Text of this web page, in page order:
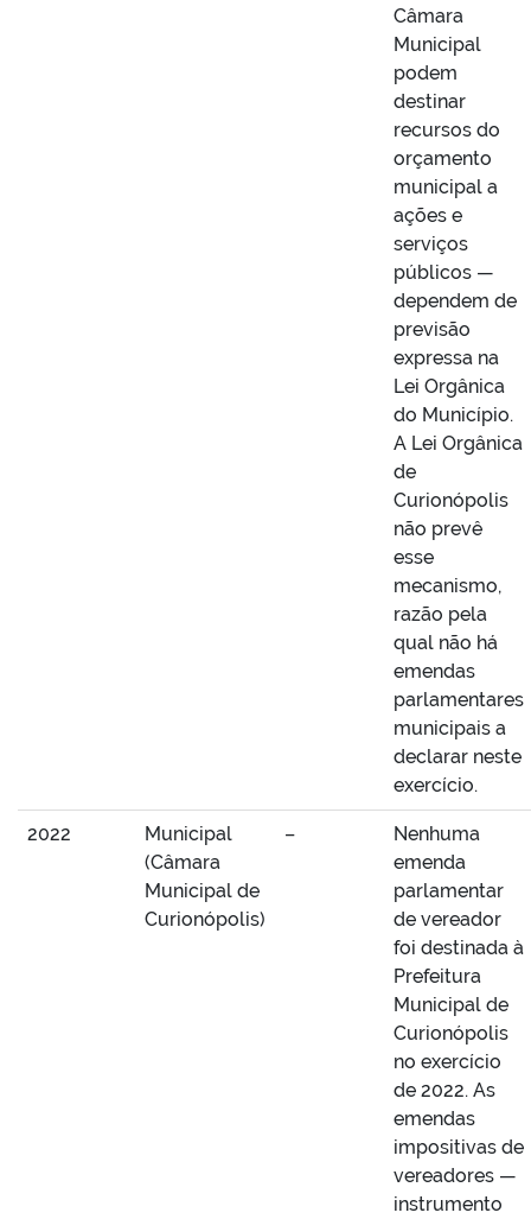
Câmara
Municipal
podem
destinar
recursos do
orçamento
municipal a
ações e
serviços
públicos —
dependem de
previsão
expressa na
Lei Orgânica
do Município.
A Lei Orgânica
de
Curionópolis
não prevê
esse
mecanismo,
razão pela
qual não há
emendas
parlamentares
municipais a
declarar neste
exercício.
2022
Municipal
(Câmara
Municipal de
Curionópolis)
–
Nenhuma
emenda
parlamentar
de vereador
foi destinada à
Prefeitura
Municipal de
Curionópolis
no exercício
de 2022. As
emendas
impositivas de
vereadores —
instrumento